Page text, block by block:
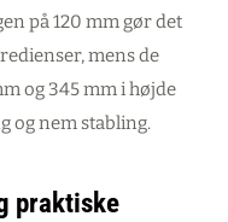
på 120 mm gør det
mens de
og 345 mm i højde
og nem stabling.
praktiske